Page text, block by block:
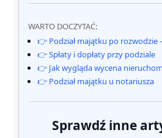
WARTO DOCZYTAĆ:
👉 Podział majątku po rozwodzie
👉 Spłaty i dopłaty przy podziale
👉 Jak wygląda wycena
👉 Podział majątku u notariusza
Sprawdź inne